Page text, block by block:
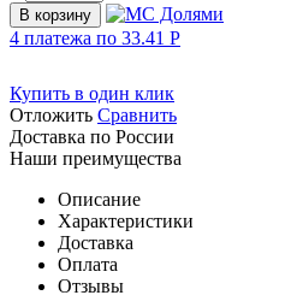
В корзину
4 платежа по 33.41 Р
Купить в один клик
Отложить Сравнить
Доставка по России
Наши преимущества
Описание
Характеристики
Доставка
Оплата
Отзывы